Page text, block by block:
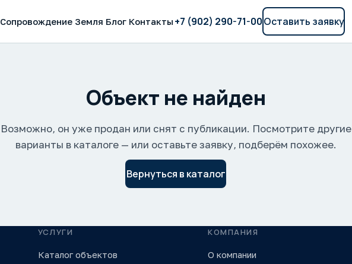
Сопровождение Земля Блог Контакты +7 (902) 290-71-00Оставить заявку
Объект не найден
Возможно, он уже продан или снят с публикации. Посмотрите другие
варианты в каталоге — или оставьте заявку, подберём похожее.
Вернуться в каталог
УСЛУГИ
Каталог объектов
КОМПАНИЯ
О компании